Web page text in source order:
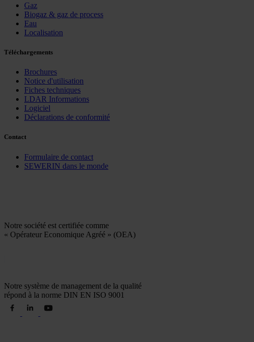
Gaz
Biogaz & gaz de process
Eau
Localisation
Téléchargements
Brochures
Notice d'utilisation
Fiches techniques
LDAR Informations
Logiciel
Déclarations de conformité
Contact
Formulaire de contact
SEWERIN dans le monde
Notre société est certifiée comme
« Opérateur Economique Agréé » (OEA)
Notre système de management de la qualité
répond à la norme DIN EN ISO 9001